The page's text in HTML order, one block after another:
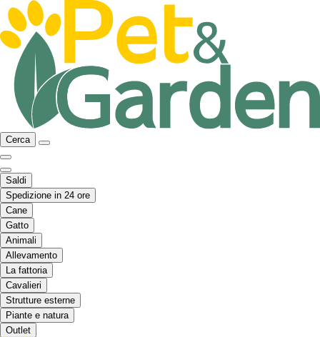
Cerca
Saldi
Spedizione in 24 ore
Cane
Gatto
Animali
Allevamento
La fattoria
Cavalieri
Strutture esterne
Piante e natura
Outlet